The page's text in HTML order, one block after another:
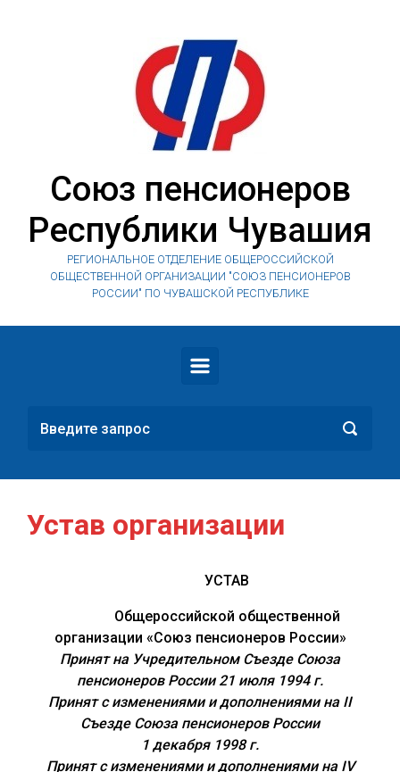
Союз пенсионеров
Республики Чувашия
РЕГИОНАЛЬНОЕ ОТДЕЛЕНИЕ ОБЩЕРОССИЙСКОЙ
ОБЩЕСТВЕННОЙ ОРГАНИЗАЦИИ "СОЮЗ ПЕНСИОНЕРОВ
РОССИИ" ПО ЧУВАШСКОЙ РЕСПУБЛИКЕ
Устав организации
УСТАВ
Общероссийской общественной
организации «Союз пенсионеров России»
Принят на Учредительном Съезде Союза
пенсионеров России 21 июля 1994 г.
Принят с изменениями и дополнениями на II
Съезде Союза пенсионеров России
1 декабря 1998 г.
Принят с изменениями и дополнениями на IV